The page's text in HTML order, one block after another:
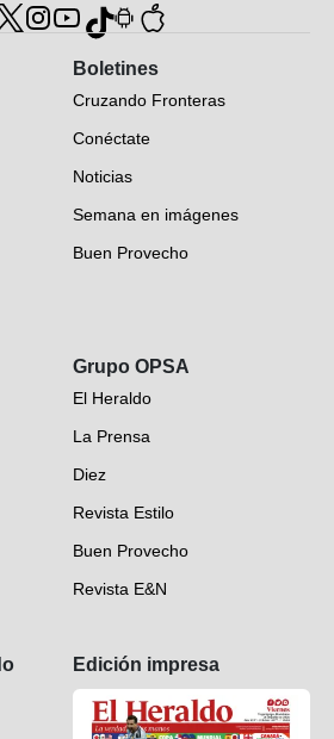
Boletines
Cruzando Fronteras
Conéctate
Noticias
Semana en imágenes
Buen Provecho
Grupo OPSA
El Heraldo
La Prensa
Diez
Revista Estilo
Buen Provecho
Revista E&N
Edición impresa